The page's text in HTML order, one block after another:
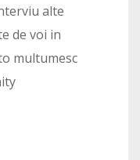
alte
de voi in
multumesc